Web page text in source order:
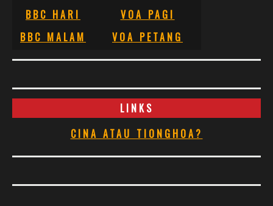
BBC HARI
VOA PAGI
BBC MALAM
VOA PETANG
LINKS
CINA ATAU TIONGHOA?